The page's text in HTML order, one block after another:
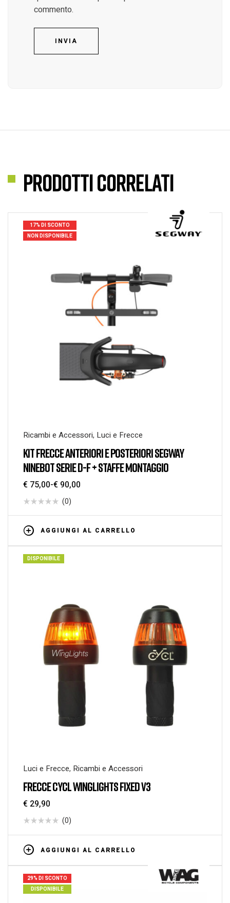
commento.
INVIA
Prodotti correlati
17% DI SCONTO
NON DISPONIBILE
Ricambi e Accessori, Luci e Frecce
KIT FRECCE ANTERIORI E POSTERIORI SEGWAY
NINEBOT SERIE D-F + STAFFE MONTAGGIO
€ 75,00-€ 90,00
(0)
AGGIUNGI AL CARRELLO
DISPONIBILE
Luci e Frecce, Ricambi e Accessori
FRECCE CYCL WINGLIGHTS FIXED V3
€ 29,90
(0)
AGGIUNGI AL CARRELLO
29% DI SCONTO
DISPONIBILE